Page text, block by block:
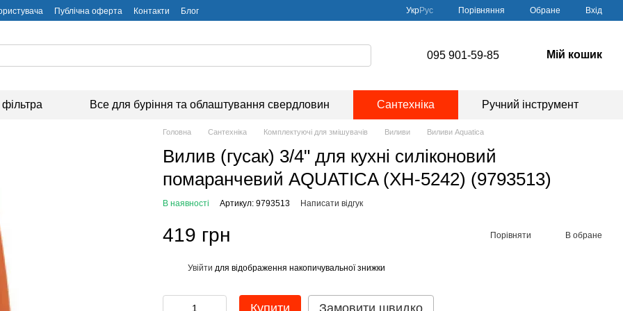
Публічна оферта Контакти Блог УкрРус Порівняння Обране Вхід
095 901-59-85 Мій кошик
Все для буріння та облаштування свердловин Сантехніка Ручний інструмент
Головна Сантехніка Комплектуючі для змішувачів Виливи Виливи Aquatica
Вилив (гусак) 3/4" для кухні силіконовий
помаранчевий AQUATICA (XH-5242) (9793513)
В наявності Артикул: 9793513 Написати відгук
419 грн Порівняти В обране
Увійти для відображення накопичувальної знижки
Купити Замовити швидко